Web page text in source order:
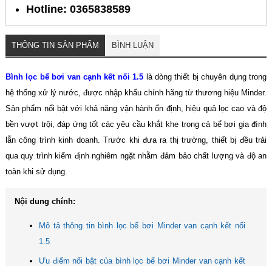
Hotline: 0365838589
THÔNG TIN SẢN PHẨM BÌNH LUẬN
Bình lọc bể bơi van cạnh kết nối 1.5 là dòng thiết bị chuyên dụng trong
hệ thống xử lý nước, được nhập khẩu chính hãng từ thương hiệu Minder.
Sản phẩm nổi bật với khả năng vận hành ổn định, hiệu quả lọc cao và độ
bền vượt trội, đáp ứng tốt các yêu cầu khắt khe trong cả bể bơi gia đình
lẫn công trình kinh doanh. Trước khi đưa ra thị trường, thiết bị đều trải
qua quy trình kiểm định nghiêm ngặt nhằm đảm bảo chất lượng và độ an
toàn khi sử dụng.
Nội dung chính:
Mô tả thông tin bình lọc bể bơi Minder van cạnh kết nối
1.5
Ưu điểm nổi bật của bình lọc bể bơi Minder van cạnh kết